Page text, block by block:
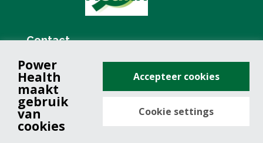
Contact
+31 (0)76 571 19 68
info@powerhealth.nl
Adresse
Power
Health
maakt
gebruik
van
cookies
Accepteer cookies
Cookie settings